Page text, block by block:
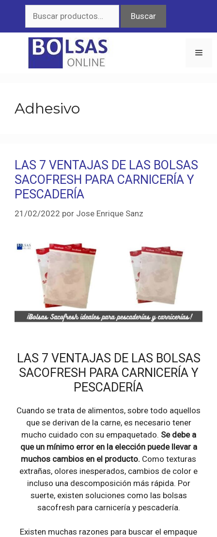
contenido
por:
Buscar
Adhesivo
LAS 7 VENTAJAS DE LAS BOLSAS
SACOFRESH PARA CARNICERÍA Y
PESCADERÍA
21/02/2022 por Jose Enrique Sanz
LAS 7 VENTAJAS DE LAS BOLSAS
SACOFRESH PARA CARNICERÍA Y
PESCADERÍA
Cuando se trata de alimentos, sobre todo aquellos
que se derivan de la carne, es necesario tener
mucho cuidado con su empaquetado. Se debe a
que un mínimo error en la elección puede llevar a
muchos cambios en el producto. Como texturas
extrañas, olores inesperados, cambios de color e
incluso una descomposición más rápida. Por
suerte, existen soluciones como las bolsas
sacofresh para carnicería y pescadería.
Existen muchas razones para buscar el empaque